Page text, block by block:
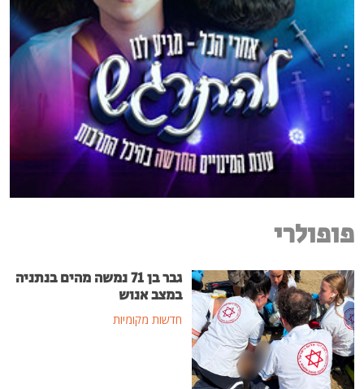
פופולרי
גבר בן 71 נמשה מהים בנתניה
במצב אנוש
חדשות מקומיות